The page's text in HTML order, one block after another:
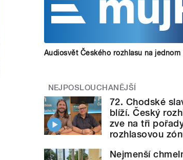
Audiosvět Českého rozhlasu na jednom
NEJPOSLOUCHANĚJŠÍ
72. Chodské
blíží. Český
zve na tři
rozhlasovou
Nejmenší